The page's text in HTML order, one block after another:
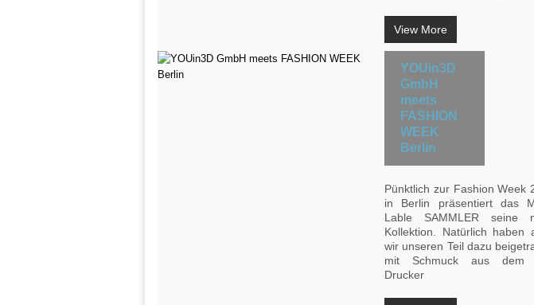
View More
YOUin3D
GmbH
meets
FASHION
WEEK
Berlin
Pünktlich zur Fashion Week
in Berlin präsentiert das
Lable SAMMLER seine
Kollektion. Natürlich haben
wir unseren Teil dazu
mit Schmuck aus dem
Drucker